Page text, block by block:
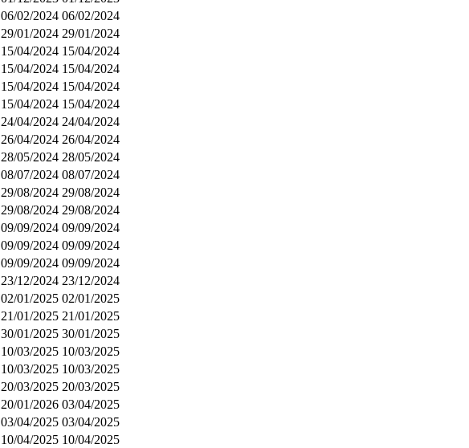
06/02/2024 06/02/2024
29/01/2024 29/01/2024
15/04/2024 15/04/2024
15/04/2024 15/04/2024
15/04/2024 15/04/2024
15/04/2024 15/04/2024
24/04/2024 24/04/2024
26/04/2024 26/04/2024
28/05/2024 28/05/2024
08/07/2024 08/07/2024
29/08/2024 29/08/2024
29/08/2024 29/08/2024
09/09/2024 09/09/2024
09/09/2024 09/09/2024
09/09/2024 09/09/2024
23/12/2024 23/12/2024
02/01/2025 02/01/2025
21/01/2025 21/01/2025
30/01/2025 30/01/2025
10/03/2025 10/03/2025
10/03/2025 10/03/2025
20/03/2025 20/03/2025
20/01/2026 03/04/2025
03/04/2025 03/04/2025
10/04/2025 10/04/2025